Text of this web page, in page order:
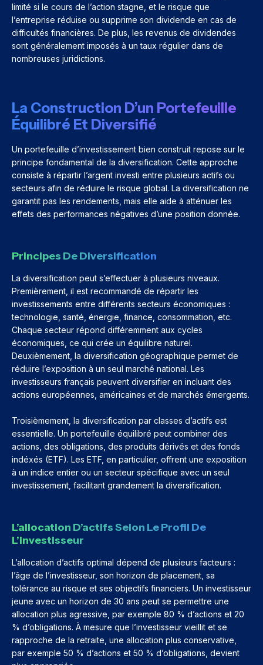
limité si le cours de l’action stagne, et le risque que
l’entreprise réduise ou supprime son dividende en cas de
difficultés financières. De plus, les revenus de dividendes
sont généralement imposés à un taux régulier dans de
nombreuses juridictions.
La Construction D’un Portefeuille
Équilibré Et Diversifié
Un portefeuille d’investissement bien construit repose sur le
principe fondamental de la diversification. Cette approche
consiste à répartir l’argent investi entre plusieurs actifs ou
secteurs afin de réduire le risque global. La diversification ne
garantit pas les rendements, mais elle aide à atténuer les
effets des performances négatives d’une position donnée.
Principes De Diversification
La diversification peut s’effectuer à plusieurs niveaux.
Premièrement, il est recommandé de répartir les
investissements entre différents secteurs économiques :
technologie, santé, énergie, finance, consommation, etc.
Chaque secteur répond différemment aux cycles
économiques, ce qui crée un équilibre naturel.
Deuxièmement, la diversification géographique permet de
réduire l’exposition à un seul marché national. Les
investisseurs français peuvent diversifier en incluant des
actions européennes, américaines et de marchés émergents.
Troisièmement, la diversification par classes d’actifs est
essentielle. Un portefeuille équilibré peut combiner des
actions, des obligations, des produits dérivés et des fonds
indéxés (ETF). Les ETF, en particulier, offrent une exposition
à un indice entier ou un secteur spécifique avec un seul
investissement, facilitant grandement la diversification.
L’allocation D’actifs Selon Le Profil De
L’investisseur
L’allocation d’actifs optimal dépend de plusieurs facteurs :
l’âge de l’investisseur, son horizon de placement, sa
tolérance au risque et ses objectifs financiers. Un investisseur
jeune avec un horizon de 30 ans peut se permettre une
allocation plus agressive, par exemple 80 % d’actions et 20
% d’obligations. À mesure que l’investisseur vieillit et se
rapproche de la retraite, une allocation plus conservative,
par exemple 50 % d’actions et 50 % d’obligations, devient